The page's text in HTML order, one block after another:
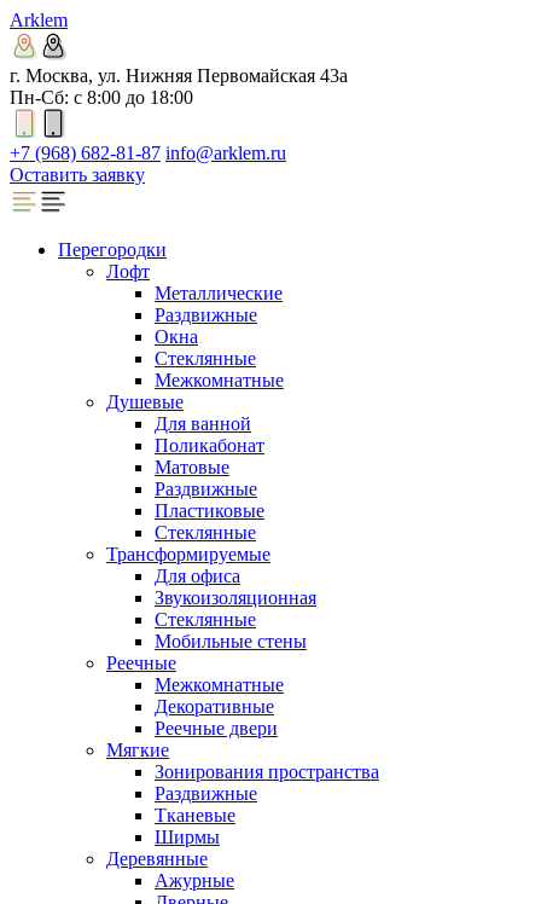
Arklem
г. Москва, ул. Нижняя Первомайская 43а
Пн-Сб: с 8:00 до 18:00
+7 (968) 682-81-87 info@arklem.ru
Оставить заявку
Перегородки
Лофт
Металлические
Раздвижные
Окна
Стеклянные
Межкомнатные
Душевые
Для ванной
Поликабонат
Матовые
Раздвижные
Пластиковые
Стеклянные
Трансформируемые
Для офиса
Звукоизоляционная
Стеклянные
Мобильные стены
Реечные
Межкомнатные
Декоративные
Реечные двери
Мягкие
Зонирования пространства
Раздвижные
Тканевые
Ширмы
Деревянные
Ажурные